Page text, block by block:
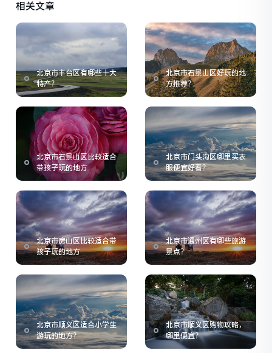
相关文章
北京市丰台区有哪些十大
特产？
北京市石景山区好玩的地
方推荐？
北京市石景山区比较适合
带孩子玩的地方
北京市门头沟区哪里买衣
服便宜好看？
北京市房山区比较适合带
孩子玩的地方
北京市通州区有哪些旅游
景点？
北京市顺义区适合小学生
游玩的地方？
北京市顺义区购物攻略，
哪里便宜？